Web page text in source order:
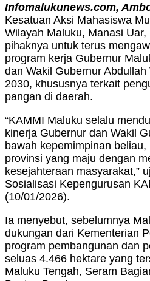
Infomalukunews.com,
Kesatuan Aksi Mahasiswa
Wilayah Maluku, Manasi
pihaknya untuk terus
program kerja Gubernur
dan Wakil Gubernur
2030, khususnya terkait
pangan di daerah.
“KAMMI Maluku selalu
kinerja Gubernur dan Wakil
bawah kepemimpinan
provinsi yang maju dengan
kesejahteraan masyarakat,”
Sosialisasi Kepengurusan
(10/01/2026).
Ia menyebut, sebelumnya
dukungan dari Kementerian
program pembangunan dan
seluas 4.466 hektare yang
Maluku Tengah, Seram